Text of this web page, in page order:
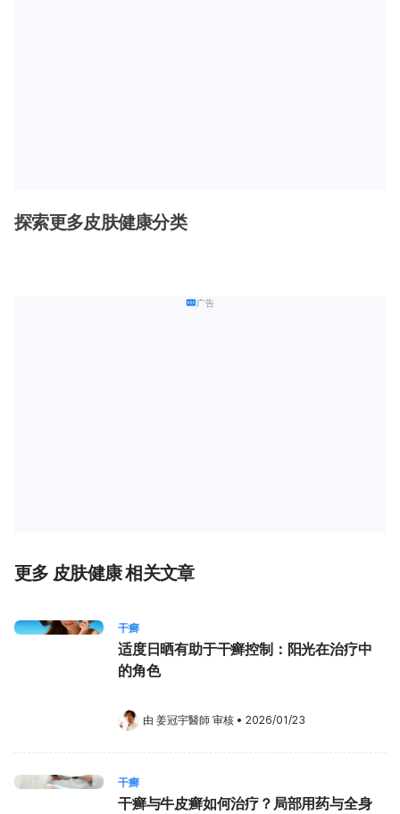
探索更多皮肤健康分类
广告
更多 皮肤健康 相关文章
干癣
适度日晒有助于干癣控制：阳光在治疗中
的角色
由 姜冠宇醫師 审核 • 2026/01/23
干癣
干癣与牛皮癣如何治疗？局部用药与全身